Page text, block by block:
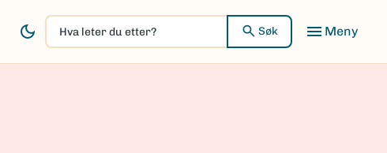
Hva
leter
du
Søk Meny